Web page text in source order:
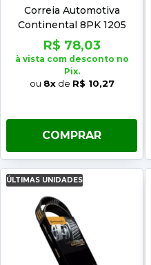
Correia Automotiva
Continental 8PK 1205
R$ 78,03
à vista com desconto no
Pix.
ou 8xde R$ 10,27
COMPRAR
ÚLTIMAS UNIDADES